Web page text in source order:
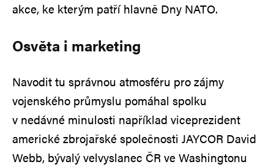
akce, ke kterým patří hlavně Dny NATO.
Osvěta i marketing
Navodit tu správnou atmosféru pro zájmy
vojenského průmyslu pomáhal spolku
v nedávné minulosti například viceprezident
americké zbrojařské společnosti JAYCOR David
Webb, bývalý velvyslanec ČR ve Washingtonu